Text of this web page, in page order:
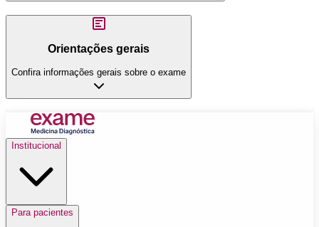
Orientações gerais
Confira informações gerais sobre o exame
Institucional
Para pacientes